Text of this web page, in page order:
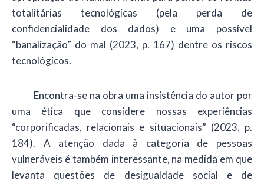
totalitárias tecnológicas (pela perda de
confidencialidade dos dados) e uma possível
“banalização” do mal (2023, p. 167) dentre os riscos
tecnológicos.
Encontra-se na obra uma insistência do autor por
uma ética que considere nossas experiências
“corporificadas, relacionais e situacionais” (2023, p.
184). A atenção dada à categoria de pessoas
vulneráveis é também interessante, na medida em que
levanta questões de desigualdade social e de